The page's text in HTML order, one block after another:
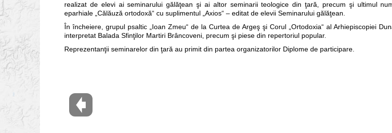
realizat de elevi ai seminarului gălăţean şi ai altor seminarii teologice din ţară, precum şi ultimul
eparhiale „Călăuză ortodoxă“ cu suplimentul „Axios“ – editat de elevii Seminarului gălăţean.
În încheiere, grupul psaltic „Ioan Zmeu“ de la Curtea de Argeş şi Corul „Ortodoxia“ al Arhiepiscopiei
interpretat Balada Sfinţilor Martiri Brâncoveni, precum şi piese din repertoriul popular.
Reprezentanţii seminarelor din ţară au primit din partea organizatorilor Diplome de participare.